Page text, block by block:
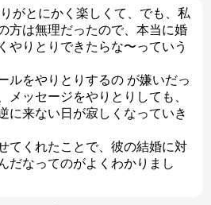
がとにかく楽しくて、でも、私
方は無理だったので、本当に婚
やりとりできたらな〜っていう
ルをやりとりするの が嫌いだっ
メッセージをやりとりしても、
に来ない日が寂しくなっていき
てくれたことで、彼の結婚に対
だなってのがよくわかりまし